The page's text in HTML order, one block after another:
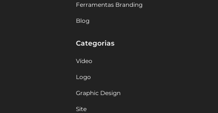
Ferramentas Branding
Blog
Categorias
Vídeo
Logo
Graphic Design
Site